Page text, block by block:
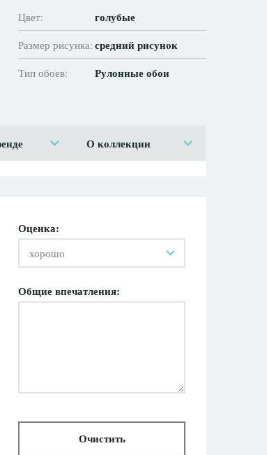
Цвет: голубые
Размер рисунка: средний рисунок
Тип обоев: Рулонные обои
О коллекции
Оценка:
хорошо
Общие впечатления:
Очистить